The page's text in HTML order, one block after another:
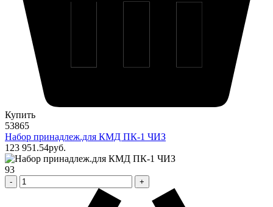
Купить
53865
Набор принадлеж.для КМД ПК-1 ЧИЗ
123 951 .54pуб.
93